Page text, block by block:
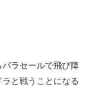
ラセールで飛び降
と戦うことになる